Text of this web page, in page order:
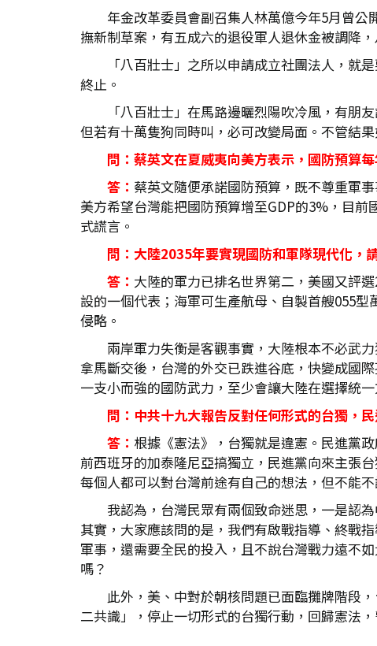
年金改革委員會副召集人林萬億今年5月曾
撫新制草案，有五成六的退役軍人退休金被調降
「八百壯士」之所以申請成立社團法人，就
終止。
「八百壯士」在馬路邊曬烈陽吹冷風，有朋
但若有十萬隻狗同時叫，必可改變局面。不管結
問：蔡英文在夏威夷向美方表示，國防預算
答： 蔡英文隨便承諾國防預算，既不尊重軍
美方希望台灣能把國防預算增至GDP的3%，目
式謊言。
問：大陸2035年要實現國防和軍隊現代化，
答： 大陸的軍力已排名世界第二，美國又評
設的一個代表；海軍可生產航母、自製首艘055
侵略。
兩岸軍力失衡是客觀事實，大陸根本不必武
拿馬斷交後，台灣的外交已跌進谷底，快變成國
一支小而強的國防武力，至少會讓大陸在選擇統
問：中共十九大報告反對任何形式的台獨，
答： 根據《憲法》，台獨就是違憲。民進黨
前西班牙的加泰隆尼亞搞獨立，民進黨向來主張
每個人都可以對台灣前途有自己的想法，但不能
我認為，台灣民眾有兩個致命迷思，一是認
其實，大家應該問的是，我們有啟戰指導、終戰
軍事，還需要全民的投入，且不說台灣戰力遠不
嗎？
此外，美、中對於朝核問題已面臨攤牌階段
二共識」，停止一切形式的台獨行動，回歸憲法，